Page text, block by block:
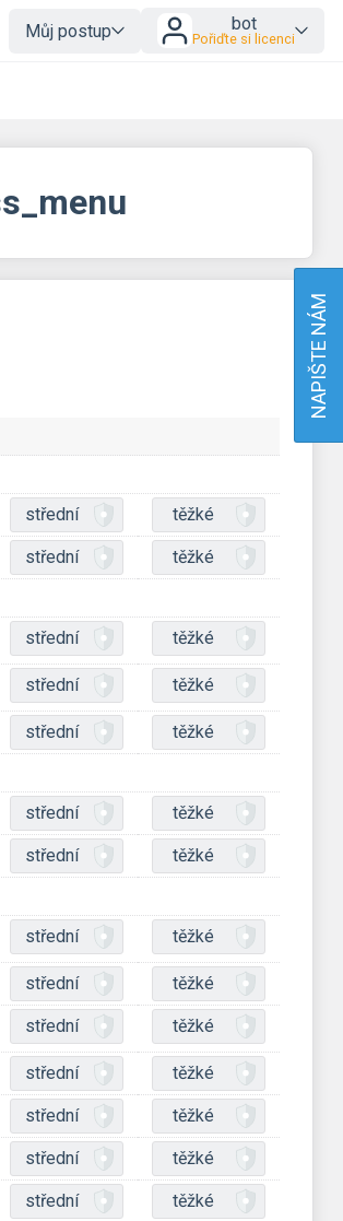
Můj postup bot
Pořiďte si licenci
střední těžké
střední
těžké
střední
těžké
střední těžké
střední
těžké
střední těžké
střední
těžké
střední těžké
střední
těžké
střední těžké
střední těžké
střední těžké
střední těžké
střední
těžké
NAPIŠTE NÁM